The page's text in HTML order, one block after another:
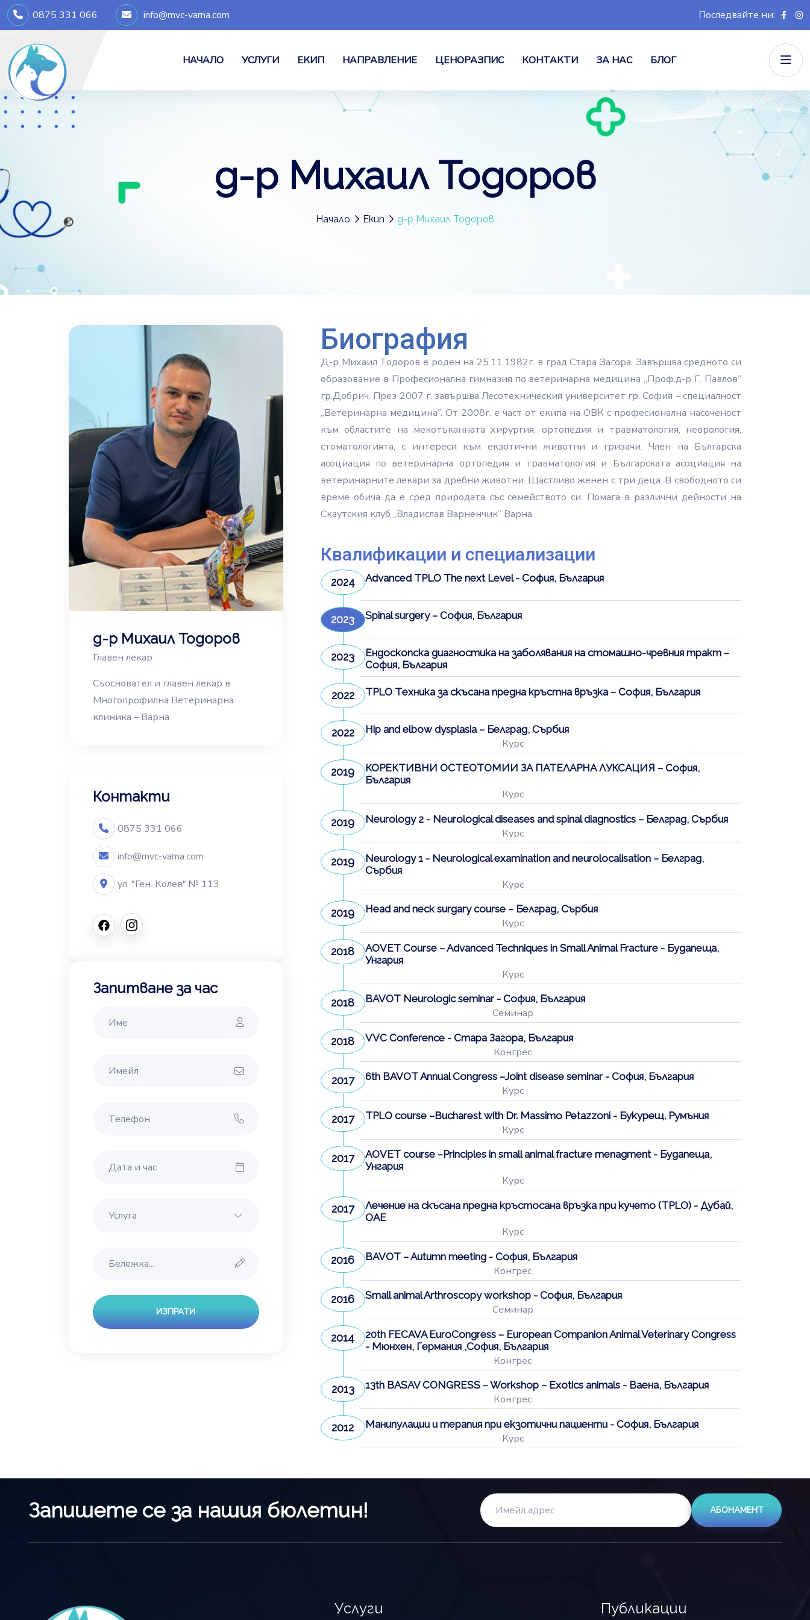
0875 331 066 info@mvc-varna.com Последвайте ни:
НАЧАЛО УСЛУГИ ЕКИП НАПРАВЛЕНИЕ ЦЕНОРАЗПИС КОНТАКТИ ЗА НАС БЛОГ
д-р Михаил Тодоров
Начало Екип д-р Михаил Тодоров
д-р Михаил Тодоров
Главен лекар
Съосновател и главен лекар в
Многопрофилна Ветеринарна
клиника – Варна
Контакти
0875 331 066
info@mvc-varna.com
ул. "Ген. Колев" № 113
Запитване за час
ИЗПРАТИ
Биография
Д-р Михаил Тодоров е роден на 25.11.1982г. в град Стара Загора. Завършва средното си
образование в Професионална гимназия по ветеринарна медицина „Проф.д-р Г. Павлов”
гр.Добрич. През 2007 г. завършва Лесотехническия университет гр. София – специалност
„Ветеринарна медицина”. От 2008г. е част от екипа на ОВК с професионална насоченост
към областите на мекотъканната хирургия, ортопедия и травматология, неврология,
стоматологията, с интереси към екзотични животни и гризачи. Член на Българска
асоциация по ветеринарна ортопедия и травматология и Българската асоциация на
ветеринарните лекари за дребни животни. Щастливо женен с три деца. В свободното си
време обича да е сред природата със семейството си. Помага в различни дейности на
Скаутския клуб „Владислав Варненчик” Варна.
Квалификации и специализации
2024 Advanced TPLO The next Level - София, България
2023 Spinal surgery – София, България
2023
Ендоскопска диагностика на заболявания на стомашно-чревния тракт –
София, България
2022 TPLO Tехника за скъсана предна кръстна връзка – София, България
2022 Hip and elbow dysplasia – Белград, Сърбия
Курс
2019
КОРЕКТИВНИ ОСТЕОТОМИИ ЗА ПАТЕЛАРНА ЛУКСАЦИЯ – София,
България
Курс
2019 Neurology 2 - Neurological diseases and spinal diagnostics – Белград, Сърбия
Курс
2019
Neurology 1 - Neurological examination and neurolocalisation – Белград,
Сърбия
Курс
2019 Head and neck surgary course – Белград, Сърбия
Курс
2018
АOVET Course – Advanced Techniques in Small Animal Fracture - Будапеща,
Унгария
Курс
2018 BAVOT Neurologic seminar - София, България
Семинар
2018 VVC Conference - Стара Загора, България
Конгрес
2017 6th BAVOT Annual Congress –Joint disease seminar - София, България
Курс
2017 TPLO course –Bucharest with Dr. Massimo Petazzoni - Букурещ, Румъния
Курс
2017
AOVET course –Principles in small animal fracture menagment - Будапеща,
Унгария
Курс
2017
Лечение на скъсана предна кръстосана връзка при кучето (TPLO) - Дубай,
ОАЕ
Курс
2016 BAVOT – Autumn meeting - София, България
Конгрес
2016 Small animal Arthroscopy workshop - София, България
Семинар
2014
20th FECAVA EuroCongress – European Companion Animal Veterinary Congress
- Мюнхен, Германия ,София, България
Конгрес
2013 13th BASAV CONGRESS – Workshop – Exotics animals - Ваена, България
Конгрес
2012 Манипулации и терапия при екзотични пациенти - София, България
Курс
Запишете се за нашия бюлетин! АБОНАМЕНТ
Услуги Публикации